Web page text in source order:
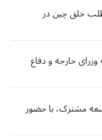
خلق چین در
کامبوج اولین نشست مشترک «۲+۲» وزرای خارجه و دفاع
مشترک، با حضور